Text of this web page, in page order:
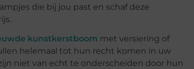
die bij jou past en schaf deze
kunstkerstboom met versiering of
helemaal tot hun recht komen in uw
niet van echt te onderscheiden door hun